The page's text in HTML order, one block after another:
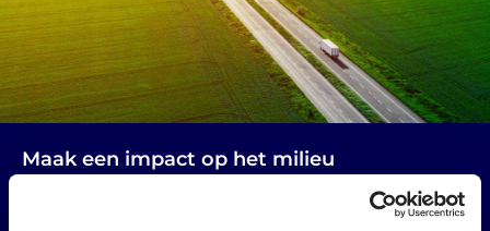
Maak een impact op het milieu
Gebruik vrachtwagens die anders leeg zouden rijden. Zo
verminder je lege kilometers in Luxemburg en Nederland.